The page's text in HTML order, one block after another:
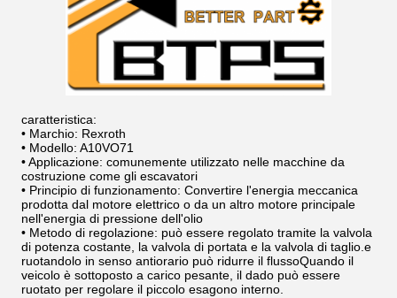
caratteristica:
• Marchio: Rexroth
• Modello: A10VO71
• Applicazione: comunemente utilizzato nelle macchine da
costruzione come gli escavatori
• Principio di funzionamento: Convertire l'energia meccanica
prodotta dal motore elettrico o da un altro motore principale
nell'energia di pressione dell'olio
• Metodo di regolazione: può essere regolato tramite la valvola
di potenza costante, la valvola di portata e la valvola di taglio.e
ruotandolo in senso antiorario può ridurre il flussoQuando il
veicolo è sottoposto a carico pesante, il dado può essere
ruotato per regolare il piccolo esagono interno.